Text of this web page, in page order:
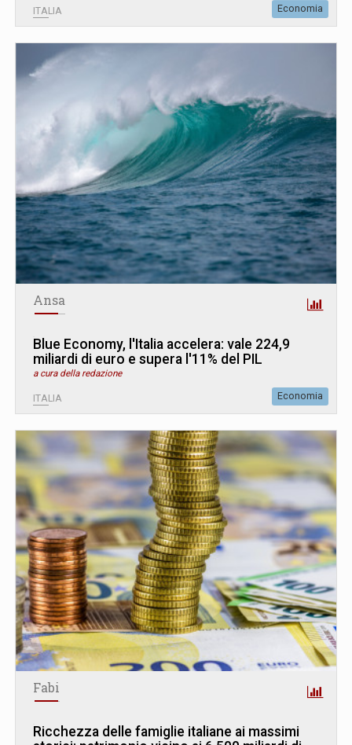
ITALIA Economia
Ansa
Blue Economy, l'Italia accelera: vale 224,9
miliardi di euro e supera l'11% del PIL
a cura della redazione
ITALIA Economia
Fabi
Ricchezza delle famiglie italiane ai massimi